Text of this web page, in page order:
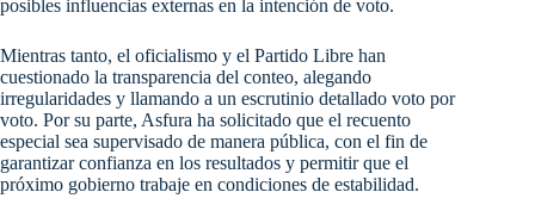
posibles influencias externas en la intención de voto.
Mientras tanto, el oficialismo y el Partido Libre han
cuestionado la transparencia del conteo, alegando
irregularidades y llamando a un escrutinio detallado voto por
voto. Por su parte, Asfura ha solicitado que el recuento
especial sea supervisado de manera pública, con el fin de
garantizar confianza en los resultados y permitir que el
próximo gobierno trabaje en condiciones de estabilidad.